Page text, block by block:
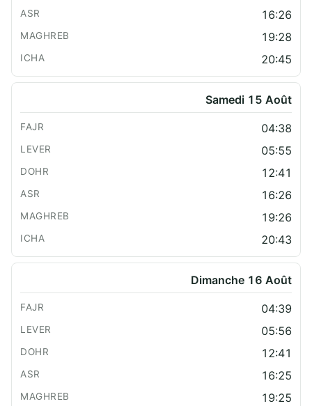
16:26
19:28
20:45
Samedi 15 Août
04:38
05:55
12:41
16:26
19:26
20:43
Dimanche 16 Août
04:39
05:56
12:41
16:25
19:25